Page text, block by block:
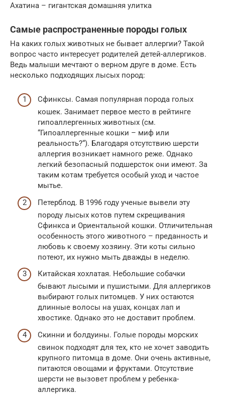
Ахатина – гигантская домашняя улитка
Самые распространенные породы голых
На каких голых животных не бывает аллергии? Такой
вопрос часто интересует родителей детей-аллергиков.
Ведь малыши мечтают о верном друге в доме. Есть
несколько подходящих лысых пород:
Сфинксы. Самая популярная порода голых
кошек. Занимает первое место в рейтинге
гипоаллергенных животных (см.
“Гипоаллергенные кошки – миф или
реальность?“). Благодаря отсутствию шерсти
аллергия возникает намного реже. Однако
легкий безопасный подшерсток они имеют. За
таким котам требуется особый уход и частое
мытье.
Петерблод. В 1996 году ученые вывели эту
породу лысых котов путем скрещивания
Сфинкса и Ориентальной кошки. Отличительная
особенность этого животного – преданность и
любовь к своему хозяину. Эти коты сильно
потеют, их нужно мыть дважды в неделю.
Китайская хохлатая. Небольшие собачки
бывают лысыми и пушистыми. Для аллергиков
выбирают голых питомцев. У них остаются
длинные волосы на ушах, концах лап и
хвостике. Однако это не доставит проблем.
Скинни и болдуины. Голые породы морских
свинок подходят для тех, кто не хочет заводить
крупного питомца в доме. Они очень активные,
питаются овощами и фруктами. Отсутствие
шерсти не вызовет проблем у ребенка-
аллергика.